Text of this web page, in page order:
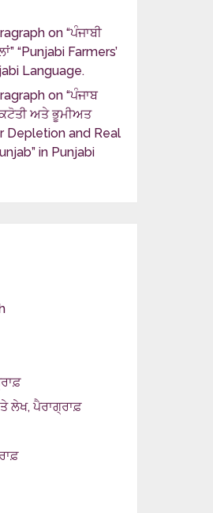
on “ਪੰਜਾਬੀ
“Punjabi Farmers’
Language.
on “ਪੰਜਾਬ
ਕਟੋਤੀ ਅਤੇ ਭੂਮੀਅਤ
Depletion and Real
in Punjabi
ਲੇਖ, ਪੈਰਾਗ੍ਰਾਫ਼